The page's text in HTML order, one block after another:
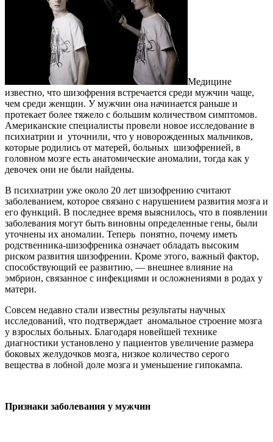
Медицине
известно, что шизофрения встречается среди мужчин чаще,
чем среди женщин. У мужчин она начинается раньше и
протекает более тяжело с большим количеством симптомов.
Американские специалисты провели новое исследование в
психиатрии и уточнили, что у новорожденных мальчиков,
которые родились от матерей, больных шизофренией, в
головном мозге есть анатомические аномалии, тогда как у
девочек они не были найдены.
В психиатрии уже около 20 лет шизофрению считают
заболеванием, которое связано с нарушением развития мозга и
его функций. В последнее время выяснилось, что в появлении
заболевания могут быть виновны определенные гены, были
уточнены их аномалии. Теперь понятно, почему иметь
родственника-шизофреника означает обладать высоким
риском развития шизофрении. Кроме этого, важный фактор,
способствующий ее развитию, — внешнее влияние на
эмбрион, связанное с инфекциями и осложнениями в родах у
матери.
Совсем недавно стали известны результаты научных
исследований, что подтверждает аномальное строение мозга
у взрослых больных. Благодаря новейшей технике
диагностики установлено у пациентов увеличение размера
боковых желудочков мозга, низкое количество серого
вещества в лобной доле мозга и уменьшение гипокампа.
Признаки заболевания у мужчин